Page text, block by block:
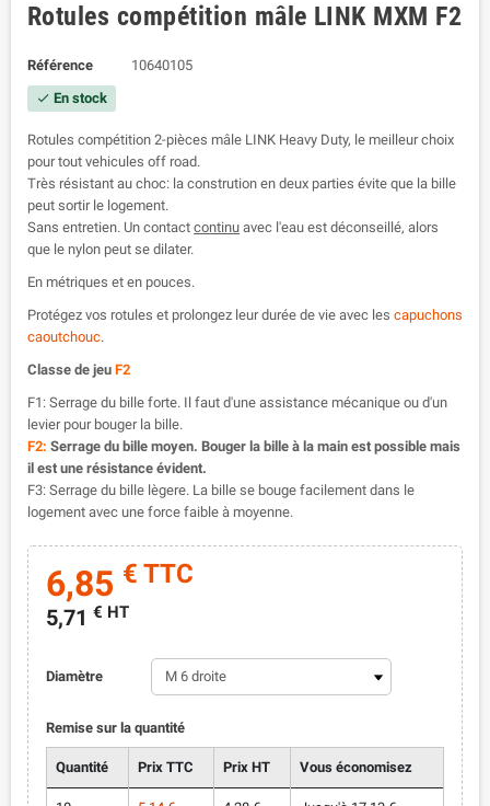
Rotules compétition mâle LINK MXM F2
Référence 10640105
check En stock
Rotules compétition 2-pièces mâle LINK Heavy Duty, le meilleur choix
pour tout vehicules off road.
Très résistant au choc: la constrution en deux parties évite que la bille
peut sortir le logement.
Sans entretien. Un contact continu avec l'eau est déconseillé, alors
que le nylon peut se dilater.
En métriques et en pouces.
Protégez vos rotules et prolongez leur durée de vie avec les capuchons
caoutchouc.
Classe de jeu F2
F1: Serrage du bille forte. Il faut d'une assistance mécanique ou d'un
levier pour bouger la bille.
F2: Serrage du bille moyen. Bouger la bille à la main est possible mais
il est une résistance évident.
F3: Serrage du bille lègere. La bille se bouge facilement dans le
logement avec une force faible à moyenne.
6,85 € TTC
5,71 € HT
Diamètre
Remise sur la quantité
Quantité Prix TTC Prix HT Vous économisez